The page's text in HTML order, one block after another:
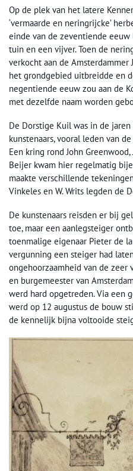
Op de plek van het latere
‘vermaarde en neringrijcke’
einde van de zeventiende
tuin en een vijver. Toen de
verkocht aan de Amsterdammer
het grondgebied uitbreidde en
negentiende eeuw zou aan de
met dezelfde naam worden
De Dorstige Kuil was in de jaren
kunstenaars, vooral leden van
Een kring rond John Greenwood,
Beijer kwam hier regelmatig
maakte verschillende
Vinkeles en W. Writs legden de
De kunstenaars reisden er bij
toe, maar een aanlegsteiger
toenmalige eigenaar Pieter de
vergunning een steiger had
ongehoorzaamheid van de zeer
en burgemeester van
werd hard opgetreden. Via een
werd op 12 augustus de bouw
de kennelijk bijna voltooide